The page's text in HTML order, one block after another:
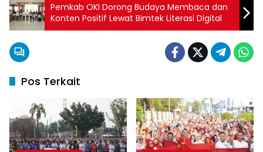
Pemkab OKI Dorong Budaya Membaca dan
Konten Positif Lewat Bimtek Literasi Digital
Pos Terkait